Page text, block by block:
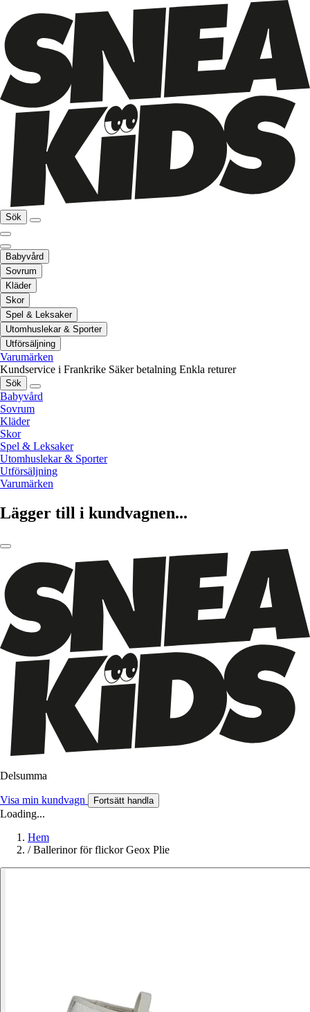
Sök
Babyvård
Sovrum
Kläder
Skor
Spel & Leksaker
Utomhuslekar & Sporter
Utförsäljning
Varumärken
Kundservice i Frankrike Säker betalning Enkla returer
Sök
Babyvård
Sovrum
Kläder
Skor
Spel & Leksaker
Utomhuslekar & Sporter
Utförsäljning
Varumärken
Lägger till i kundvagnen...
Delsumma
Visa min kundvagn Fortsätt handla
Loading...
Hem
/ Ballerinor för flickor Geox Plie